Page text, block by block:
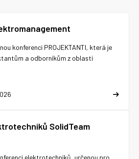
konferenci PROJEKTANTI, která je
a odborníkům z oblasti
SolidTeam
elektrotechniků, určenou pro